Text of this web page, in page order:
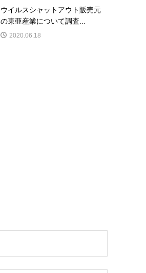
ウイルスシャットアウト販売元
の東亜産業について調査...
2020.06.18